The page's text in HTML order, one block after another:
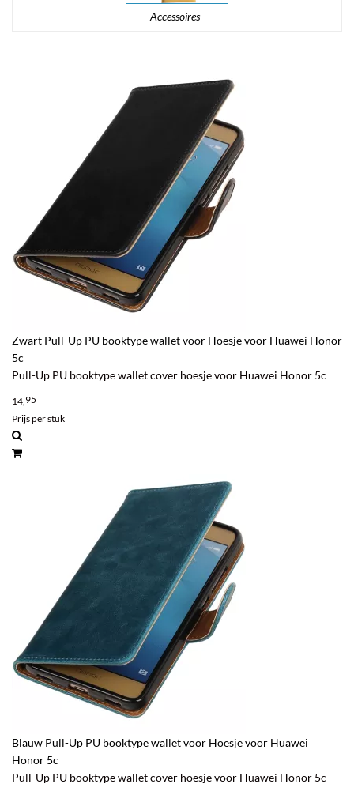
Accessoires
Zwart Pull-Up PU booktype wallet voor Hoesje voor Huawei Honor
5c
Pull-Up PU booktype wallet cover hoesje voor Huawei Honor 5c
14,95
Prijs per stuk
Blauw Pull-Up PU booktype wallet voor Hoesje voor Huawei
Honor 5c
Pull-Up PU booktype wallet cover hoesje voor Huawei Honor 5c